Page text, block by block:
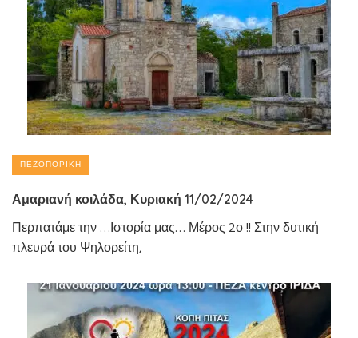
ΠΕΖΟΠΟΡΙΚΉ
Αμαριανή κοιλάδα, Κυριακή 11/02/2024
Περπατάμε την …Ιστορία μας… Μέρος 2ο !! Στην δυτική
πλευρά του Ψηλορείτη,